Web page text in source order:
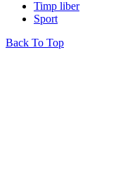
Timp liber
Sport
Back To Top